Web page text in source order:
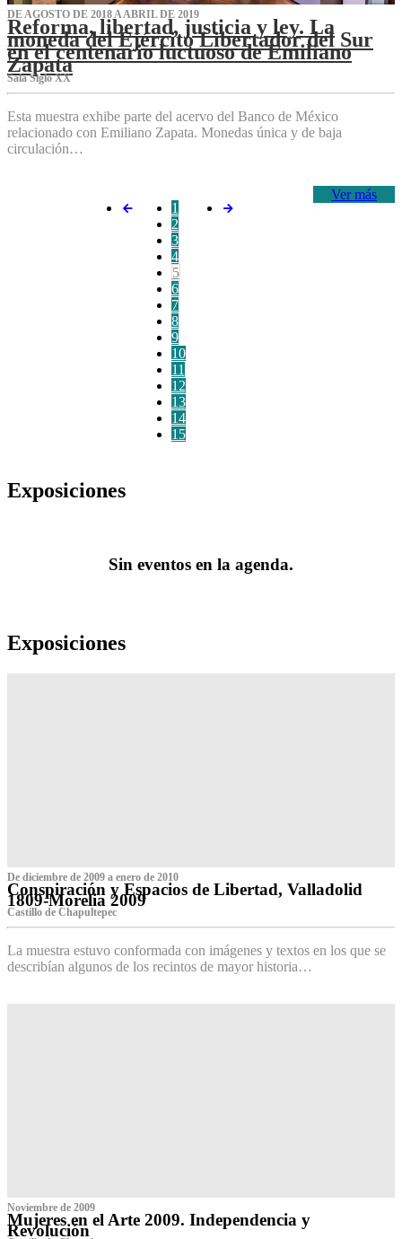
DE AGOSTO DE 2018 A ABRIL DE 2019
Reforma, libertad, justicia y ley. La
moneda del Ejército Libertador del Sur
en el centenario luctuoso de Emiliano
Zapata
Sala Siglo XX
Esta muestra exhibe parte del acervo del Banco de México
relacionado con Emiliano Zapata. Monedas única y de baja
circulación…
Ver más
1
2
3
4
5
6
7
8
9
10
11
12
13
14
15
Exposiciones
Sin eventos en la agenda.
Exposiciones
De diciembre de 2009 a enero de 2010
Conspiración y Espacios de Libertad, Valladolid
1809-Morelia 2009
Castillo de Chapultepec
La muestra estuvo conformada con imágenes y textos en los que se
describían algunos de los recintos de mayor historia…
Noviembre de 2009
Mujeres en el Arte 2009. Independencia y
Revolución